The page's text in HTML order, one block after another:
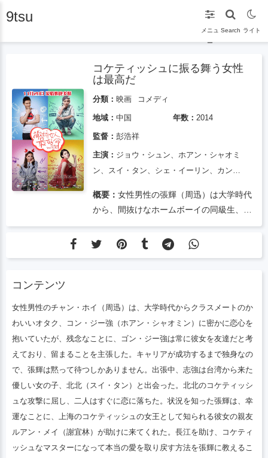
9tsu
メニュ
ー
Search ライト
コケティッシュに振る舞う女性
は最高だ
分類： 映画 コメディ
地域： 中国 年数： 2014
監督： 彭浩祥
主演： ジョウ・シュン、ホアン・シャオミ
ン、スイ・タン、シェ・イーリン、カン・
概要： 女性男性の張輝（周迅）は大学時代
から、間抜けなホームボーイの同級生、鞏
志強（ホアン・シャオミン）に密かに恋心
を抱いていたが、残念なことに、鞏志強は
女の子、北北（スイ・タン）と出会った。
北北のコケティッシュな攻撃に屈し、二人
はすぐに恋に落ちた。状況を知った張輝
は、幸運なことに、上海のコケティッシュ
の女王として知られる親友のルアン・メイ
（謝依林）が助けに来てくれた。長江は協
力し、コケティッシュなマスターになって
本当の愛を取り戻す方法を張輝に教えるこ
とを誓います。男神をめぐる血みどろの戦
いは避けられない。誰が勝つのか？この映
コンテンツ
女性男性のチャン・ホイ（周迅）は、大学時代からクラスメートのか
わいいオタク、コン・ジー強（ホアン・シャオミン）に密かに恋心を
抱いていたが、残念なことに、ゴン・ジー強は常に彼女を友達だと考
えており、留まることを主張した。キャリアが成功するまで独身なの
で、張輝は黙って待つしかありません。出張中、志強は台湾から来た
優しい女の子、北北（スイ・タン）と出会った。北北のコケティッシ
ュな攻撃に屈し、二人はすぐに恋に落ちた。状況を知った張輝は、幸
運なことに、上海のコケティッシュの女王として知られる彼女の親友
ルアン・メイ（謝宜林）が助けに来てくれた。長江を助け、コケティ
ッシュなマスターになって本当の愛を取り戻す方法を張輝に教えるこ